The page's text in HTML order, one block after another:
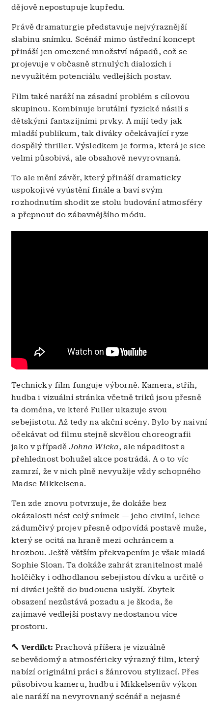
dějově nepostupuje kupředu.
Právě dramaturgie představuje nejvýraznější
slabinu snímku. Scénář mimo ústřední koncept
přináší jen omezené množství nápadů, což se
projevuje v občasně strnulých dialozích i
nevyužitém potenciálu vedlejších postav.
Film také naráží na zásadní problém s cílovou
skupinou. Kombinuje brutální fyzické násilí s
dětskými fantazijními prvky. A míjí tedy jak
mladší publikum, tak diváky očekávající ryze
dospělý thriller. Výsledkem je forma, která je sice
velmi působivá, ale obsahově nevyrovnaná.
To ale mění závěr, který přináší dramaticky
uspokojivé vyústění finále a baví svým
rozhodnutím shodit ze stolu budování atmosféry
a přepnout do zábavnějšího módu.
Technicky film funguje výborně. Kamera, střih,
hudba i vizuální stránka včetně triků jsou přesně
ta doména, ve které Fuller ukazuje svou
sebejistotu. Až tedy na akční scény. Bylo by naivní
očekávat od filmu stejně skvělou choreografii
jako v případě Johna Wicka, ale nápaditost a
přehlednost bohužel akce postrádá. A o to víc
zamrzí, že v nich plně nevyužije vždy schopného
Madse Mikkelsena.
Ten zde znovu potvrzuje, že dokáže bez
okázalosti nést celý snímek — jeho civilní, lehce
zádumčivý projev přesně odpovídá postavě muže,
který se ocitá na hraně mezi ochráncem a
hrozbou. Ještě větším překvapením je však mladá
Sophie Sloan. Ta dokáže zahrát zranitelnost malé
holčičky i odhodlanou sebejistou dívku a určitě o
ní diváci ještě do budoucna uslyší. Zbytek
obsazení nezůstává pozadu a je škoda, že
zajímavé vedlejší postavy nedostanou více
prostoru.
🔨 Verdikt: Prachová příšera je vizuálně
sebevědomý a atmosféricky výrazný film, který
nabízí originální práci s žánrovou stylizací. Přes
působivou kameru, hudbu i Mikkelsenův výkon
ale naráží na nevyrovnaný scénář a nejasné